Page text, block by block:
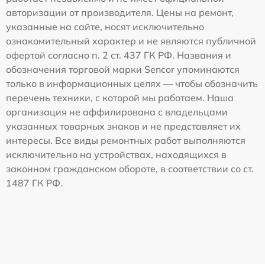
авторизации от производителя. Цены на ремонт,
указанные на сайте, носят исключительно
ознакомительный характер и не являются публичной
офертой согласно п. 2 ст. 437 ГК РФ. Названия и
обозначения торговой марки Sencor упоминаются
только в информационных целях — чтобы обозначить
перечень техники, с которой мы работаем. Наша
организация не аффилирована с владельцами
указанных товарных знаков и не представляет их
интересы. Все виды ремонтных работ выполняются
исключительно на устройствах, находящихся в
законном гражданском обороте, в соответствии со ст.
1487 ГК РФ.